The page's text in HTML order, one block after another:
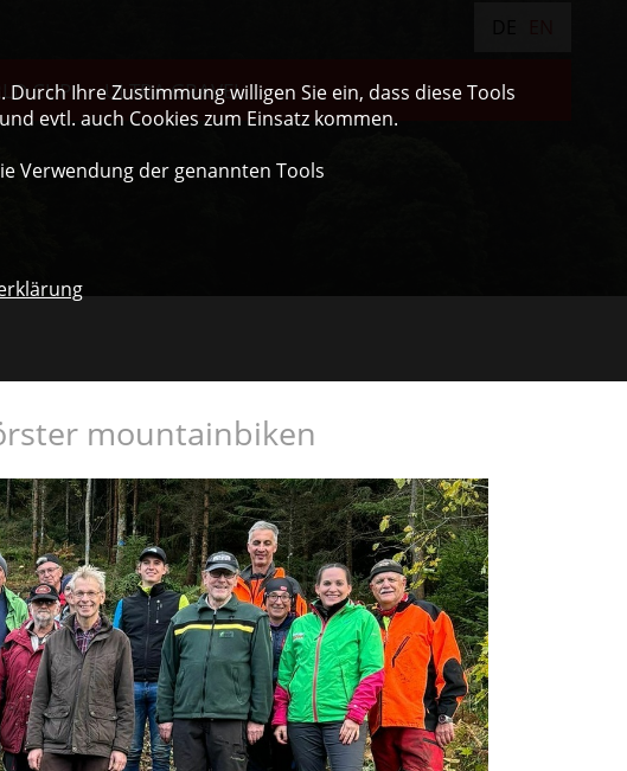
CUP ULTRA GRAVEL
mountainbiken
Ihre Zustimmung willigen Sie ein, dass diese Tools
evtl. auch Cookies zum Einsatz kommen.
Verwendung der genannten Tools